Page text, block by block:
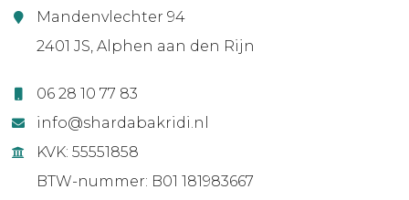
Mandenvlechter 94
2401 JS, Alphen aan den Rijn
06 28 10 77 83
info@shardabakridi.nl
KVK: 55551858
BTW-nummer: B01 181983667